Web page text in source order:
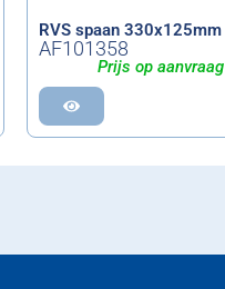
RVS spaan 330x125mm
AF101358
Prijs op aanvraag